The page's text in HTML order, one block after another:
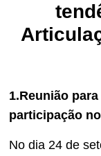
1.Reunião
participação
No dia 24 de